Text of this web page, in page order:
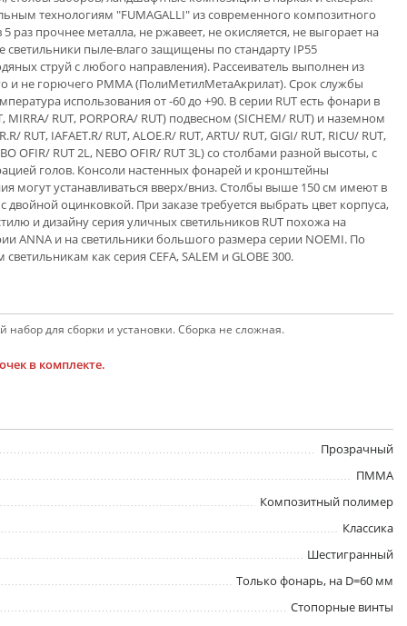
технологиям "FUMAGALLI" из современного композитного
раз прочнее металла, не ржавеет, не окисляется, не выгорает на
светильники пыле-влаго защищены по стандарту IP55
струй с любого направления). Рассеиватель выполнен из
и не горючего PMMA (ПолиМетилМетаАкрилат). Срок службы
использования от -60 до +90. В серии RUT есть фонари в
MIRRA/ RUT, PORPORA/ RUT) подвесном (SICHEM/ RUT) и наземном
RUT, IAFAET.R/ RUT, ALOE.R/ RUT, ARTU/ RUT, GIGI/ RUT, RICU/ RUT,
OFIR/ RUT 2L, NEBO OFIR/ RUT 3L) со столбами разной высоты, с
голов. Консоли настенных фонарей и кронштейны
могут устанавливаться вверх/вниз. Столбы выше 150 см имеют в
оцинковкой. При заказе требуется выбрать цвет корпуса,
и дизайну серия уличных светильников RUT похожа на
ANNA и на светильники большого размера серии NOEMI. По
как серия CEFA, SALEM и GLOBE 300.
набор для сборки и установки. Сборка не сложная.
в комплекте.
Прозрачный
ПММА
Композитный полимер
Классика
Шестигранный
Только фонарь, на D=60 мм
Стопорные винты